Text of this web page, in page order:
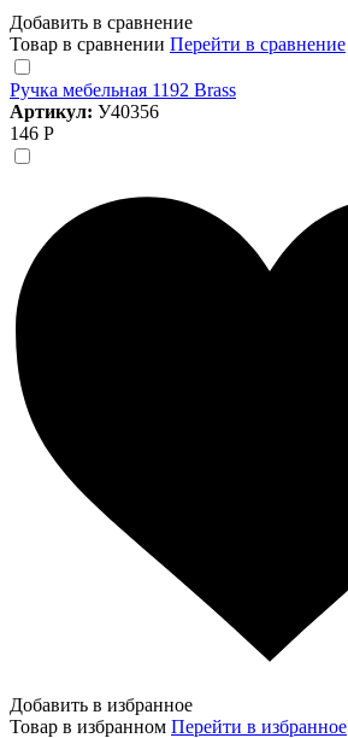
Добавить в сравнение
Товар в сравнении Перейти в сравнение
Ручка мебельная 1192 Brass
Артикул: У40356
146 Р
Добавить в избранное
Товар в избранном Перейти в избранное